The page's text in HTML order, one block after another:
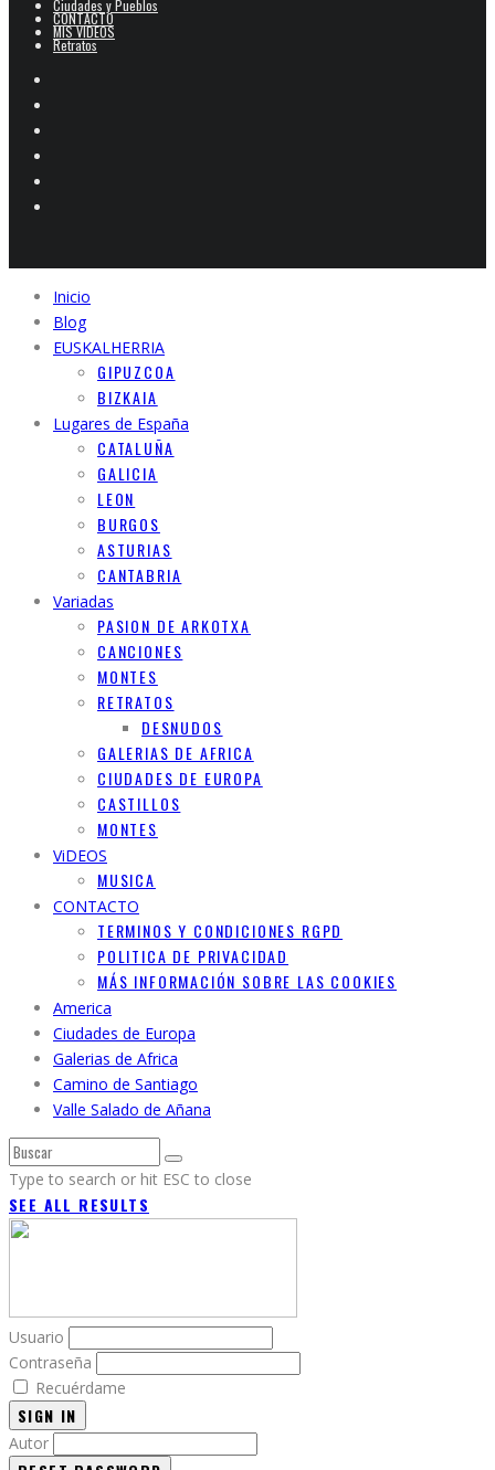
Ciudades y Pueblos
CONTACTO
MIS VIDEOS
Retratos
Inicio
Blog
EUSKALHERRIA
GIPUZCOA
BIZKAIA
Lugares de España
CATALUÑA
GALICIA
LEON
BURGOS
ASTURIAS
CANTABRIA
Variadas
PASION DE ARKOTXA
CANCIONES
MONTES
RETRATOS
DESNUDOS
GALERIAS DE AFRICA
CIUDADES DE EUROPA
CASTILLOS
MONTES
ViDEOS
MUSICA
CONTACTO
TERMINOS Y CONDICIONES RGPD
POLITICA DE PRIVACIDAD
MÁS INFORMACIÓN SOBRE LAS COOKIES
America
Ciudades de Europa
Galerias de Africa
Camino de Santiago
Valle Salado de Añana
Type to search or hit ESC to close
SEE ALL RESULTS
Usuario
Contraseña
Recuérdame
SIGN IN
Autor